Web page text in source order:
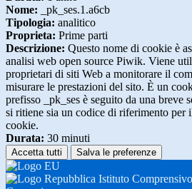
Nome: _pk_ses.1.a6cb
Tipologia: analitico
Proprieta: Prime parti
Descrizione: Questo nome di cookie è
analisi web open source Piwik. Viene
proprietari di siti Web a monitorare il
misurare le prestazioni del sito. È un
prefisso _pk_ses è seguito da una breve
si ritiene sia un codice di riferimento per
cookie.
Durata: 30 minuti
Accetta tutti Salva le preferenze
Istituto